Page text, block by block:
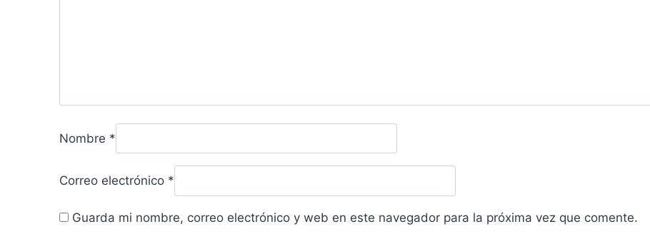
Nombre *
Correo electrónico *
Guarda mi nombre, correo electrónico y web en este navegador para la próxima vez que comente.